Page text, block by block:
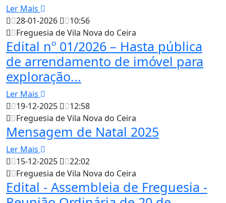
Ler Mais
28-01-2026
10:56
Freguesia de Vila Nova do Ceira
Edital nº 01/2026 – Hasta pública
de arrendamento de imóvel para
exploração...
Ler Mais
19-12-2025
12:58
Freguesia de Vila Nova do Ceira
Mensagem de Natal 2025
Ler Mais
15-12-2025
22:02
Freguesia de Vila Nova do Ceira
Edital - Assembleia de Freguesia -